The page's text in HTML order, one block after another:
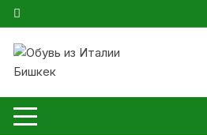
Перейти
к
содержимому